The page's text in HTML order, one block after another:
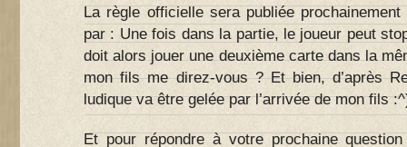
La règle officielle sera publiée
par : Une fois dans la partie, le joueur peut
doit alors jouer une deuxième carte dans la
mon fils me direz-vous ? Et bien, d’après
ludique va être gelée par l’arrivée de mon fils
Et pour répondre à votre prochaine